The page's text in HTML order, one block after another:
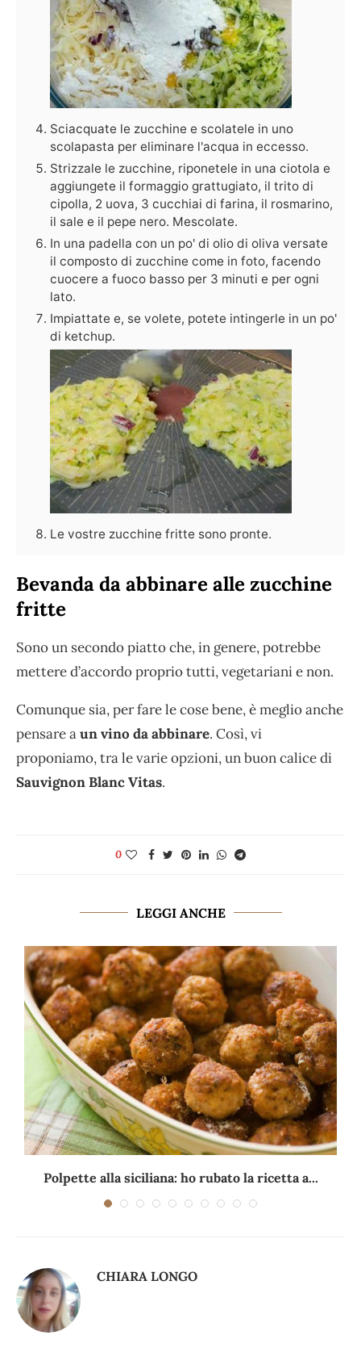
Sciacquate le zucchine e scolatele in uno
scolapasta per eliminare l'acqua in eccesso.
Strizzale le zucchine, riponetele in una ciotola e
aggiungete il formaggio grattugiato, il trito di
cipolla, 2 uova, 3 cucchiai di farina, il rosmarino,
il sale e il pepe nero. Mescolate.
In una padella con un po' di olio di oliva versate
il composto di zucchine come in foto, facendo
cuocere a fuoco basso per 3 minuti e per ogni
lato.
Impiattate e, se volete, potete intingerle in un po'
di ketchup.
Le vostre zucchine fritte sono pronte.
Bevanda da abbinare alle zucchine
fritte
Sono un secondo piatto che, in genere, potrebbe
mettere d’accordo proprio tutti, vegetariani e non.
Comunque sia, per fare le cose bene, è meglio anche
pensare aun vino da abbinare. Così, vi
proponiamo, tra le varie opzioni, un buon calice di
Sauvignon Blanc Vitas.
0
LEGGI ANCHE
Polpette alla siciliana: ho rubato la ricetta a...
CHIARA LONGO